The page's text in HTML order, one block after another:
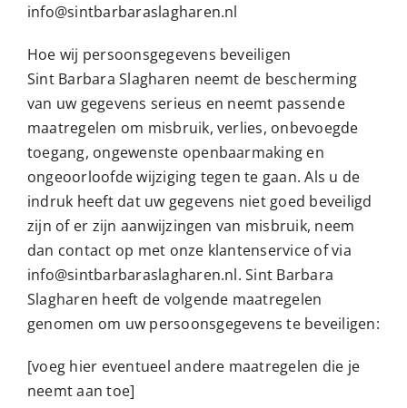
info@sintbarbaraslagharen.nl
Hoe wij persoonsgegevens beveiligen
Sint Barbara Slagharen neemt de bescherming
van uw gegevens serieus en neemt passende
maatregelen om misbruik, verlies, onbevoegde
toegang, ongewenste openbaarmaking en
ongeoorloofde wijziging tegen te gaan. Als u de
indruk heeft dat uw gegevens niet goed beveiligd
zijn of er zijn aanwijzingen van misbruik, neem
dan contact op met onze klantenservice of via
info@sintbarbaraslagharen.nl. Sint Barbara
Slagharen heeft de volgende maatregelen
genomen om uw persoonsgegevens te beveiligen:
[voeg hier eventueel andere maatregelen die je
neemt aan toe]